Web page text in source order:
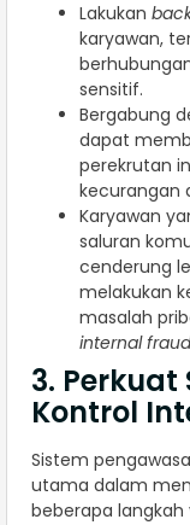
Lakukan
karyawan,
sensitif.
Bergabung
dapat
perekrutan
kecurangan
Karyawan
saluran
cenderung
melakukan
masalah
internal fraud
3.
Kontrol
Sistem
utama dalam
beberapa